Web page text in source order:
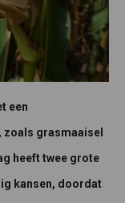
een
zoals grasmaaisel
heeft twee grote
kansen, doordat